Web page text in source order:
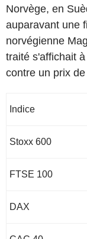
Norvège, en
auparavant une
norvégienne
traité s'affichait
contre un prix
Indice
Stoxx 600
FTSE 100
DAX